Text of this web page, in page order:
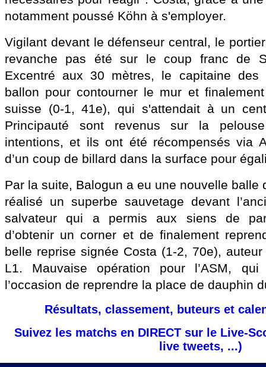
notamment poussé Köhn à s'employer.
Vigilant devant le défenseur central, le
revanche pas été sur le coup franc de
Excentré aux 30 mètres, le capitaine
ballon pour contourner le mur et
suisse (0-1, 41e), qui s'attendait à un
Principauté sont revenus sur la
intentions, et ils ont été récompensés via
d’un coup de billard dans la surface pour
Par la suite, Balogun a eu une nouvelle balle
réalisé un superbe sauvetage devant
salvateur qui a permis aux siens de
d’obtenir un corner et de finalement
belle reprise signée Costa (1-2, 70e),
L1. Mauvaise opération pour l’ASM,
l’occasion de reprendre la place de dauphin
Résultats, classement, buteurs et
Suivez les matchs en DIRECT sur le Live-
live tweets, ...)